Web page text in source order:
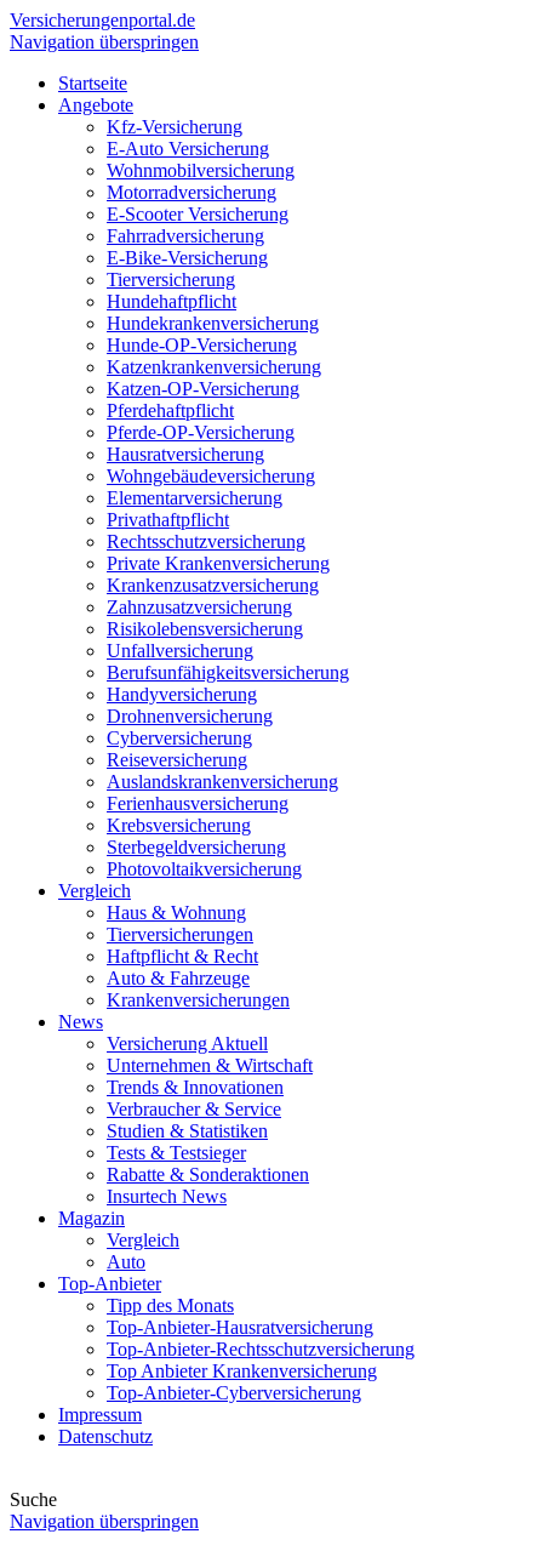
Versicherungenportal.de
Navigation überspringen
Startseite
Angebote
Kfz-Versicherung
E-Auto Versicherung
Wohnmobilversicherung
Motorradversicherung
E-Scooter Versicherung
Fahrradversicherung
E-Bike-Versicherung
Tierversicherung
Hundehaftpflicht
Hundekrankenversicherung
Hunde-OP-Versicherung
Katzenkrankenversicherung
Katzen-OP-Versicherung
Pferdehaftpflicht
Pferde-OP-Versicherung
Hausratversicherung
Wohngebäudeversicherung
Elementarversicherung
Privathaftpflicht
Rechtsschutzversicherung
Private Krankenversicherung
Krankenzusatzversicherung
Zahnzusatzversicherung
Risikolebensversicherung
Unfallversicherung
Berufsunfähigkeitsversicherung
Handyversicherung
Drohnenversicherung
Cyberversicherung
Reiseversicherung
Auslandskrankenversicherung
Ferienhausversicherung
Krebsversicherung
Sterbegeldversicherung
Photovoltaikversicherung
Vergleich
Haus & Wohnung
Tierversicherungen
Haftpflicht & Recht
Auto & Fahrzeuge
Krankenversicherungen
News
Versicherung Aktuell
Unternehmen & Wirtschaft
Trends & Innovationen
Verbraucher & Service
Studien & Statistiken
Tests & Testsieger
Rabatte & Sonderaktionen
Insurtech News
Magazin
Vergleich
Auto
Top-Anbieter
Tipp des Monats
Top-Anbieter-Hausratversicherung
Top-Anbieter-Rechtsschutzversicherung
Top Anbieter Krankenversicherung
Top-Anbieter-Cyberversicherung
Impressum
Datenschutz
Suche
Navigation überspringen